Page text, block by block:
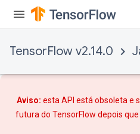
TensorFlow v2.14.0
Aviso: esta API está obsoleta e
futura do TensorFlow depois que